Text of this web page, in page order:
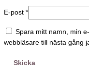
E-post *
Spara mitt namn, min
webbläsare till nästa gång